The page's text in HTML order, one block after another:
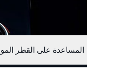
المساعدة على القطر